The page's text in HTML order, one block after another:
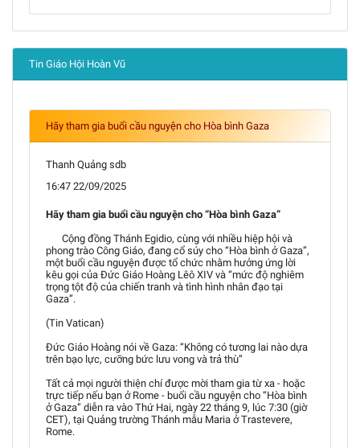
Tin Giáo Hội Hoàn Vũ
Hãy tham gia buổi cầu nguyện cho Hòa bình Gaza
Thanh Quảng sdb
16:47 22/09/2025
Hãy tham gia buổi cầu nguyện cho “Hòa bình Gaza”
Cộng đồng Thánh Egidio, cùng với nhiều hiệp hội và
phong trào Công Giáo, đang cổ súy cho “Hòa bình ở Gaza”,
một buổi cầu nguyện được tổ chức nhằm hưởng ứng lời
kêu gọi của Đức Giáo Hoàng Lêô XIV và “mức độ nghiêm
trọng tột độ của chiến tranh và tình hình nhân đạo tại
Gaza”.
(Tin Vatican)
Đức Giáo Hoàng nói về Gaza: “Không có tương lai nào dựa
trên bạo lực, cưỡng bức lưu vong và trả thù”
Tất cả mọi người thiện chí được mời tham gia từ xa - hoặc
trực tiếp nếu bạn ở Rome - buổi cầu nguyện cho “Hòa bình
ở Gaza” diễn ra vào Thứ Hai, ngày 22 tháng 9, lúc 7:30 (giờ
CET), tại Quảng trường Thánh mẫu Maria ở Trastevere,
Rome.